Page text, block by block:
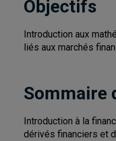
Objectifs
Introduction aux
liés aux marchés
Sommaire
Introduction à la
dérivés financiers et